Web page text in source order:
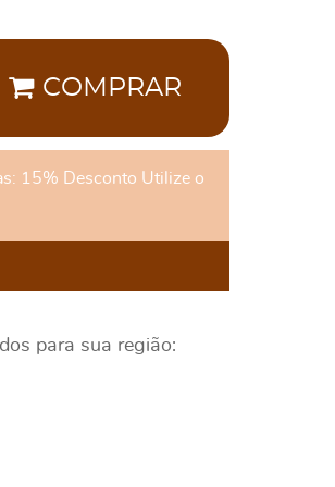
COMPRAR
15% Desconto Utilize o
para sua região: